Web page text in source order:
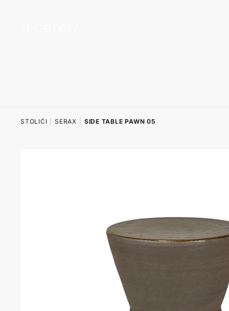
STOLIĆI SERAX SIDE TABLE PAWN 05